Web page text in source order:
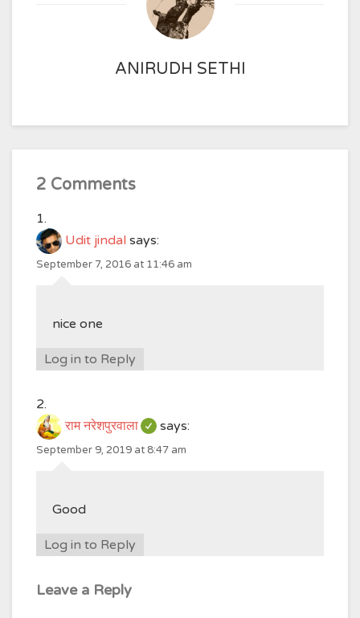
ANIRUDH SETHI
2 Comments
Udit jindal says:
September 7, 2016 at 11:46 am
nice one
Log in to Reply
राम नरेशपुरवाला says:
September 9, 2019 at 8:47 am
Good
Log in to Reply
Leave a Reply